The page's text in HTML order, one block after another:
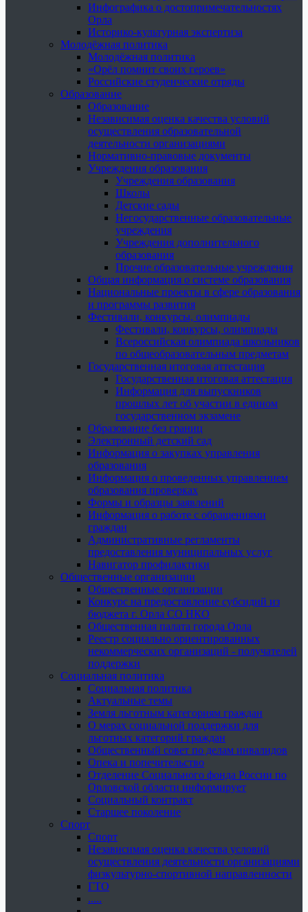
Инфографика о достопримечательностях
Орла
Историко-культурная экспертиза
Молодёжная политика
Молодёжная политика
«Орёл помнит своих героев»
Российские студенческие отряды
Образование
Образование
Независимая оценка качества условий
осуществления образовательной
деятельности организациями
Нормативно-правовые документы
Учреждения образования
Учреждения образования
Школы
Детские сады
Негосударственные образовательные
учреждения
Учреждения дополнительного
образования
Прочие образовательные учреждения
Общая информация о системе образования
Национальные проекты в сфере образования
и программы развития
Фестивали, конкурсы, олимпиады
Фестивали, конкурсы, олимпиады
Всероссийская олимпиада школьников
по общеобразовательным предметам
Государственная итоговая аттестация
Государственная итоговая аттестация
Информация для выпускников
прошлых лет об участии в едином
государственном экзамене
Образование без границ
Электронный детский сад
Информация о закупках управления
образования
Информация о проведенных управлением
образования проверках
Формы и образцы заявлений
Информация о работе с обращениями
граждан
Административные регламенты
предоставления муниципальных услуг
Навигатор профилактики
Общественные организации
Общественные организации
Конкурс на предоставление субсидий из
бюджета г. Орла СО НКО
Общественная палата города Орла
Реестр социально ориентированных
некоммерческих организаций - получателей
поддержки
Социальная политика
Социальная политика
Актуальные темы
Земля льготным категориям граждан
О мерах социальной поддержки для
льготных категорий граждан
Общественный совет по делам инвалидов
Опека и попечительство
Отделение Социального фонда России по
Орловской области информирует
Социальный контракт
Старшее поколение
Спорт
Спорт
Независимая оценка качества условий
осуществления деятельности организациями
физкультурно-спортивной направленности
ГТО
.....